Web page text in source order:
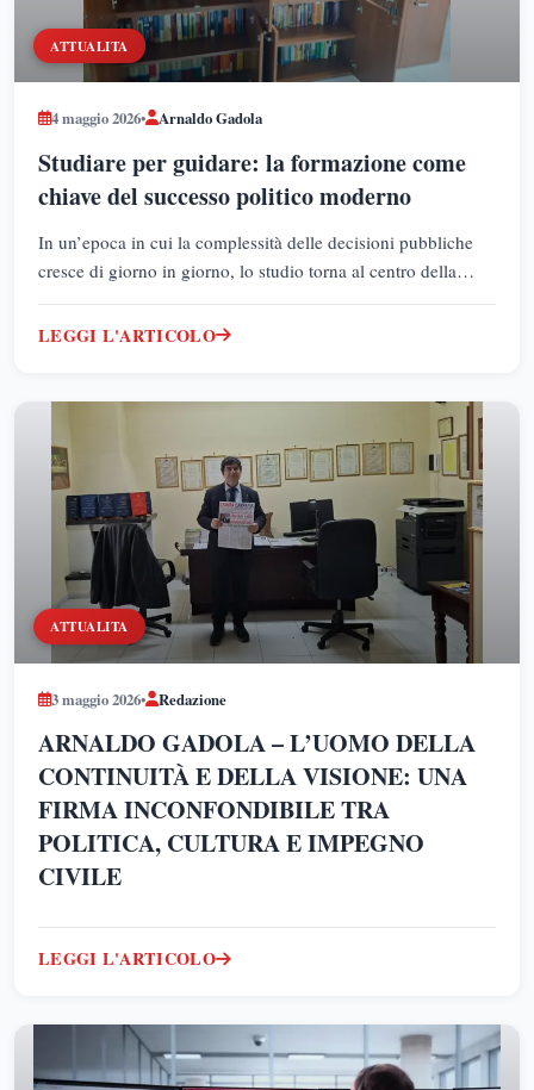
ATTUALITA
4 maggio 2026• Arnaldo Gadola
Studiare per guidare: la formazione come
chiave del successo politico moderno
In un’epoca in cui la complessità delle decisioni pubbliche
cresce di giorno in giorno, lo studio torna al centro della
scena politica come strumento imprescindibile per governare
con competenza. Questo articolo esplora perché la
guidare una comunità. Tra visione strategica, capacità critica
e autorevolezza, emerge un ritratto del politico
contemporaneo: preparato, consapevole e pronto ad
affrontare le sfide del presente.
LEGGI L'ARTICOLO
ATTUALITA
3 maggio 2026• Redazione
ARNALDO GADOLA – L’UOMO DELLA
CONTINUITÀ E DELLA VISIONE: UNA
FIRMA INCONFONDIBILE TRA
POLITICA, CULTURA E IMPEGNO
CIVILE
LEGGI L'ARTICOLO